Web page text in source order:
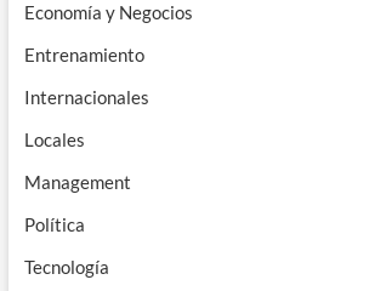
Economía y Negocios
Entrenamiento
Internacionales
Locales
Management
Política
Tecnología